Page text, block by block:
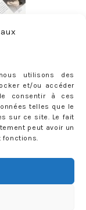
utilisons des
et/ou accéder
consentir à ces
telles que le
sur ce site. Le fait
peut avoir un
fonctions.